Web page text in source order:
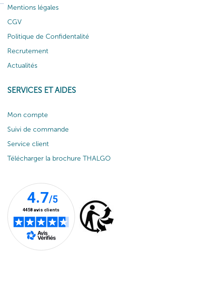
Mentions légales
CGV
Politique de Confidentalité
Recrutement
Actualités
SERVICES ET AIDES
Mon compte
Suivi de commande
Service client
Télécharger la brochure THALGO